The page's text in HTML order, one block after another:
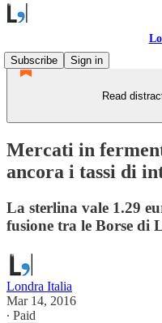
Subscribe
Sign in
Read
Mercati in
ancora i tassi di
La sterlina vale 1.29
fusione tra le Borse di
Londra Italia
Mar 14, 2016
∙ Paid